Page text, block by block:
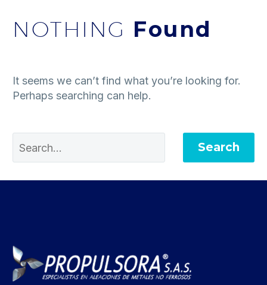
NOTHING Found
It seems we can’t find what you’re looking for.
Perhaps searching can help.
Search